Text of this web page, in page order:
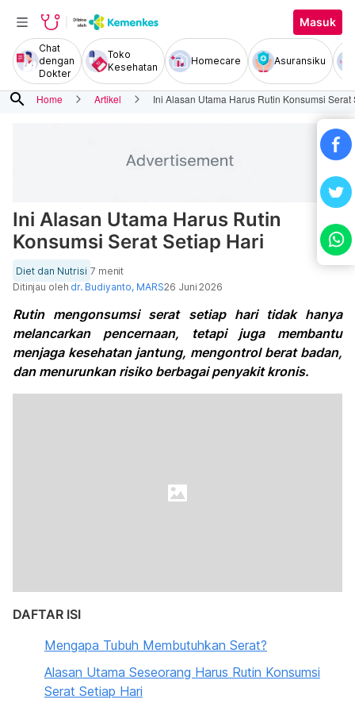
Masuk
Chat
dengan
Dokter
Toko
Kesehatan
Homecare Asuransiku
search Home Artikel Ini Alasan Utama Harus Rutin Konsumsi Serat
Ini Alasan Utama Harus Rutin
Konsumsi Serat Setiap Hari
Diet dan Nutrisi 7 menit
Ditinjau oleh dr. Budiyanto, MARS26 Juni 2026
Rutin mengonsumsi serat setiap hari tidak hanya
melancarkan pencernaan, tetapi juga membantu
menjaga kesehatan jantung, mengontrol berat badan,
dan menurunkan risiko berbagai penyakit kronis.
DAFTAR ISI
Mengapa Tubuh Membutuhkan Serat?
Alasan Utama Seseorang Harus Rutin Konsumsi
Serat Setiap Hari